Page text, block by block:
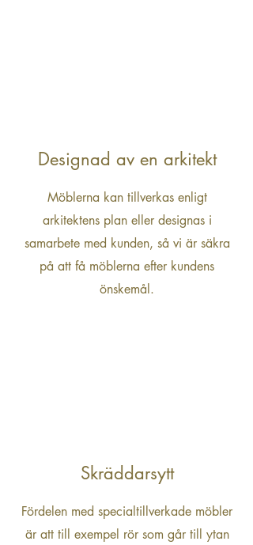
Designad av en arkitekt
Möblerna kan tillverkas enligt
arkitektens plan eller designas i
samarbete med kunden, så vi är säkra
på att få möblerna efter kundens
önskemål.
Skräddarsytt
Fördelen med specialtillverkade möbler
är att till exempel rör som går till ytan